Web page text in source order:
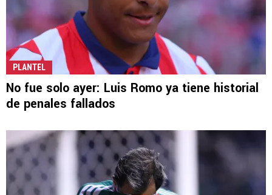
PLANTEL
No fue solo ayer: Luis Romo ya tiene historial
de penales fallados